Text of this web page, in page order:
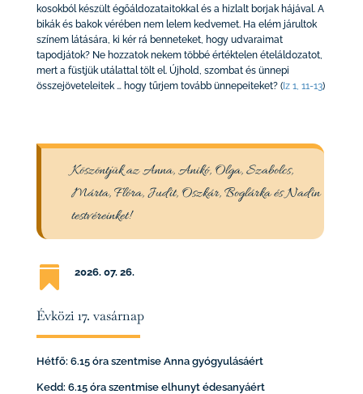
kosokból készült égőáldozataitokkal és a hizlalt borjak hájával. A
bikák és bakok vérében nem lelem kedvemet. Ha elém járultok
színem látására, ki kér rá benneteket, hogy udvaraimat
tapodjátok? Ne hozzatok nekem többé értéktelen ételáldozatot,
mert a füstjük utálattal tölt el. Újhold, szombat és ünnepi
összejöveteleitek … hogy tűrjem tovább ünnepeiteket? (Iz 1, 11-13)
Köszöntjük az Anna, Anikó, Olga, Szabolcs,
Márta, Flóra, Judit, Oszkár, Boglárka és Nadin
testvéreinket!
 2026. 07. 26.
Évközi 17. vasárnap
Hétfő: 6.15 óra szentmise Anna gyógyulásáért
Kedd: 6.15 óra szentmise elhunyt édesanyáért